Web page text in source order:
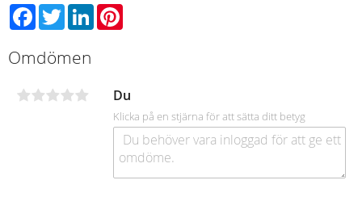
Facebook
TwitterLinkedIn
Omdömen
Du
Klicka på en stjärna för att sätta ditt betyg